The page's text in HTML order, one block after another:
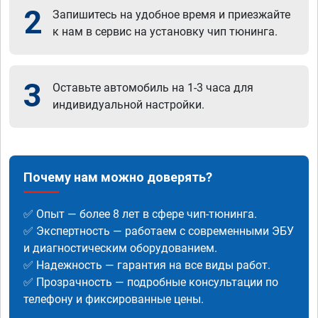
2
Запишитесь на удобное время и приезжайте
к нам в сервис на установку чип тюнинга.
3
Оставьте автомобиль на 1-3 часа для
индивидуальной настройки.
Почему нам можно доверять?
✅ Опыт — более 8 лет в сфере чип-тюнинга.
✅ Экспертность — работаем с современными ЭБУ
и диагностическим оборудованием.
✅ Надежность — гарантия на все виды работ.
✅ Прозрачность — подробные консультации по
телефону и фиксированные цены.